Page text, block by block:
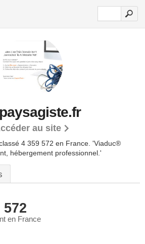
au site
4 359 572 en France. 'Viaduc®
hébergement professionnel.'
572
en France